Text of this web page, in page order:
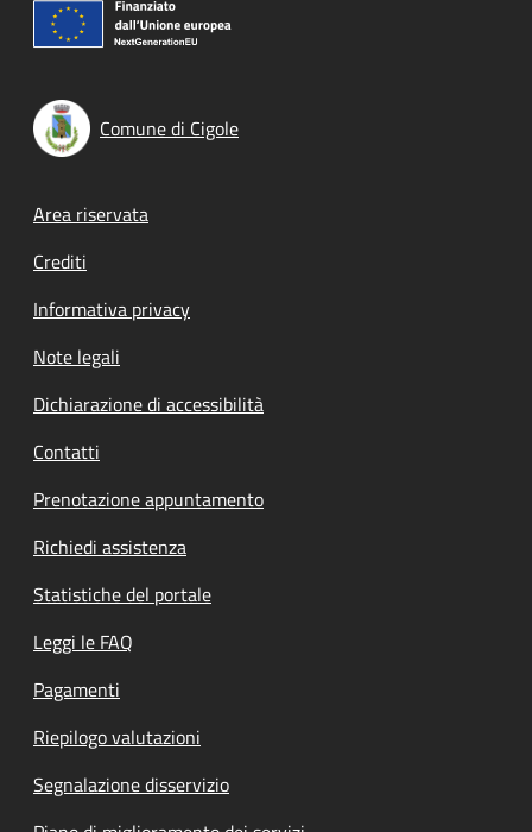
Comune di Cigole
Footer menu
Area riservata
Crediti
Informativa privacy
Note legali
Dichiarazione di accessibilità
Contatti
Prenotazione appuntamento
Richiedi assistenza
Statistiche del portale
Leggi le FAQ
Pagamenti
Riepilogo valutazioni
Segnalazione disservizio